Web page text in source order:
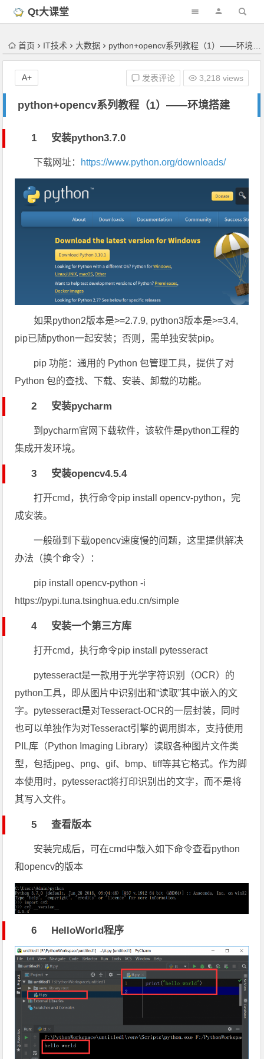
'); })(); Qt大课堂
首页 IT技术 大数据 python+opencv系列教程（1）——环境搭建
python+opencv系列教程（1）——环境搭建
发表评论 3,218 views
A+
1 安装python3.7.0
下载网址： https://www.python.org/downloads/
如果python2版本是>=2.7.9, python3版本是>=3.4,
pip已随python一起安装；否则，需单独安装pip。
pip 功能：通用的 Python 包管理工具，提供了对
Python 包的查找、下载、安装、卸载的功能。
2 安装pycharm
到pycharm官网下载软件，该软件是python工程的
集成开发环境。
3 安装opencv4.5.4
打开cmd，执行命令pip install opencv-python，完
成安装。
一般碰到下载opencv速度慢的问题，这里提供解决
办法（换个命令）：
pip install opencv-python -i
https://pypi.tuna.tsinghua.edu.cn/simple
4 安装一个第三方库
打开cmd，执行命令pip install pytesseract
pytesseract是一款用于光学字符识别（OCR）的
python工具，即从图片中识别出和“读取”其中嵌入的文
字。pytesseract是对Tesseract-OCR的一层封装，同时
也可以单独作为对Tesseract引擎的调用脚本，支持使用
PIL库（Python Imaging Library）读取各种图片文件类
型，包括jpeg、png、gif、bmp、tiff等其它格式。作为脚
本使用时，pytesseract将打印识别出的文字，而不是将
其写入文件。
5 查看版本
安装完成后，可在cmd中敲入如下命令查看python
和opencv的版本
6 HelloWorld程序